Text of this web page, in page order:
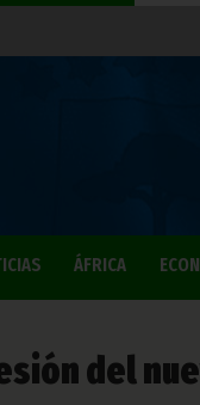
ÁFRICA
del